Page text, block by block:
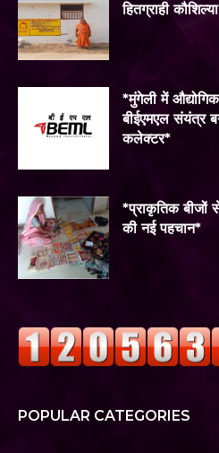
हितग्राही
*मुंगेली में
बीईएमएल संयंत्र
कलेक्टर*
*प्राकृतिक बीजों
की नई पहचान*
POPULAR CATEGORIES